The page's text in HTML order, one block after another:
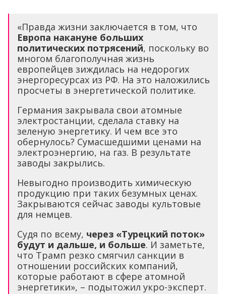
«Правда жизни заключается в том, что
Европа накануне больших
политических потрясений, поскольку во
многом благополучная жизнь
европейцев зиждилась на недорогих
энергоресурсах из РФ. На это наложились
просчеты в энергетической политике.
Германия закрывала свои атомные
электростанции, сделала ставку на
зеленую энергетику. И чем все это
обернулось? Сумасшедшими ценами на
электроэнергию, на газ. В результате
заводы закрылись.
Невыгодно производить химическую
продукцию при таких безумных ценах.
Закрываются сейчас заводы культовые
для немцев.
Судя по всему, через «Турецкий поток»
будут и дальше, и больше. И заметьте,
что Трамп резко смягчил санкции в
отношении российских компаний,
которые работают в сфере атомной
энергетики», – подытожил укро-эксперт.